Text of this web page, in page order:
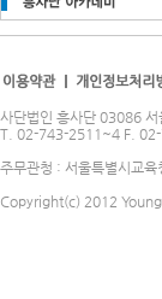
사단법인 흥사단 03086
T. 02-743-2511~4 F.
주무관청 : 서울특별시교육
Copyright(c) 2012